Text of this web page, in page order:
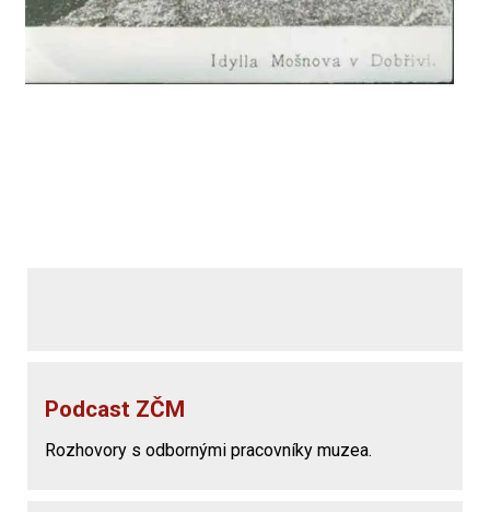
Podcast ZČM
Rozhovory s odbornými pracovníky muzea.